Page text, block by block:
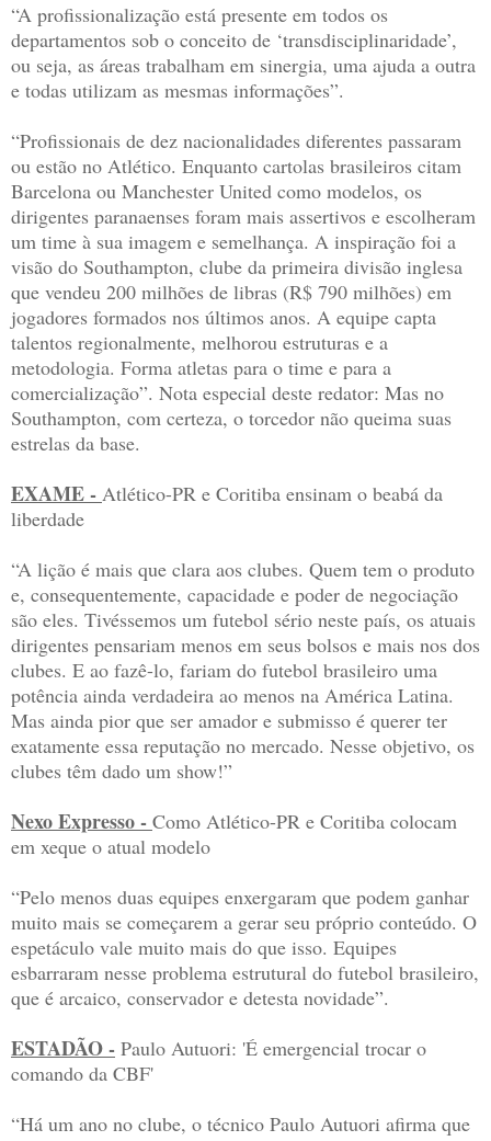
“A profissionalização está presente em todos os
departamentos sob o conceito de ‘transdisciplinaridade’,
ou seja, as áreas trabalham em sinergia, uma ajuda a outra
e todas utilizam as mesmas informações”.
“Profissionais de dez nacionalidades diferentes passaram
ou estão no Atlético. Enquanto cartolas brasileiros citam
Barcelona ou Manchester United como modelos, os
dirigentes paranaenses foram mais assertivos e escolheram
um time à sua imagem e semelhança. A inspiração foi a
visão do Southampton, clube da primeira divisão inglesa
que vendeu 200 milhões de libras (R$ 790 milhões) em
jogadores formados nos últimos anos. A equipe capta
talentos regionalmente, melhorou estruturas e a
metodologia. Forma atletas para o time e para a
comercialização”. Nota especial deste redator: Mas no
Southampton, com certeza, o torcedor não queima suas
estrelas da base.
EXAME - Atlético-PR e Coritiba ensinam o beabá da
liberdade
“A lição é mais que clara aos clubes. Quem tem o produto
e, consequentemente, capacidade e poder de negociação
são eles. Tivéssemos um futebol sério neste país, os atuais
dirigentes pensariam menos em seus bolsos e mais nos dos
clubes. E ao fazê-lo, fariam do futebol brasileiro uma
potência ainda verdadeira ao menos na América Latina.
Mas ainda pior que ser amador e submisso é querer ter
exatamente essa reputação no mercado. Nesse objetivo, os
clubes têm dado um show!”
Nexo Expresso - Como Atlético-PR e Coritiba colocam
em xeque o atual modelo
“Pelo menos duas equipes enxergaram que podem ganhar
muito mais se começarem a gerar seu próprio conteúdo. O
espetáculo vale muito mais do que isso. Equipes
esbarraram nesse problema estrutural do futebol brasileiro,
que é arcaico, conservador e detesta novidade”.
ESTADÃO - Paulo Autuori: 'É emergencial trocar o
comando da CBF'
“Há um ano no clube, o técnico Paulo Autuori afirma que